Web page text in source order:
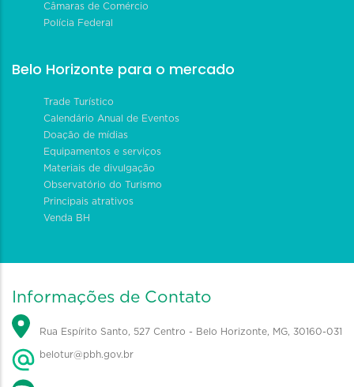
Câmaras de Comércio
Polícia Federal
Belo Horizonte para o mercado
Trade Turístico
Calendário Anual de Eventos
Doação de mídias
Equipamentos e serviços
Materiais de divulgação
Observatório do Turismo
Principais atrativos
Venda BH
Informações de Contato
Rua Espírito Santo, 527 Centro - Belo Horizonte, MG, 30160-031
belotur@pbh.gov.br